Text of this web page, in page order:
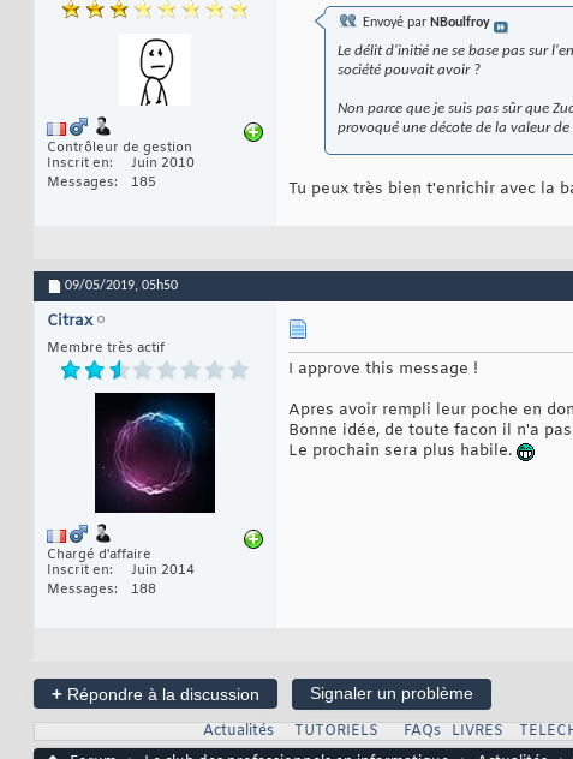
Contrôleur de gestion
Inscrit en
Juin 2010
Messages
185
Envoyé par NBoulfroy
Le délit d'initié ne se base pas sur
société pouvait avoir ?
Non parce que je suis pas sûr que
provoqué une décote de la valeur de
Tu peux très bien t'enrichir avec la
09/05/2019, 05h50
Citrax
Membre très actif
Chargé d'affaire
Inscrit en
Juin 2014
Messages
188
I approve this message !
Apres avoir rempli leur poche en
Bonne idée, de toute facon il n'a
Le prochain sera plus habile.
+ Répondre à la discussion
Signaler un problème
Actualités
TUTORIELS FAQs LIVRES